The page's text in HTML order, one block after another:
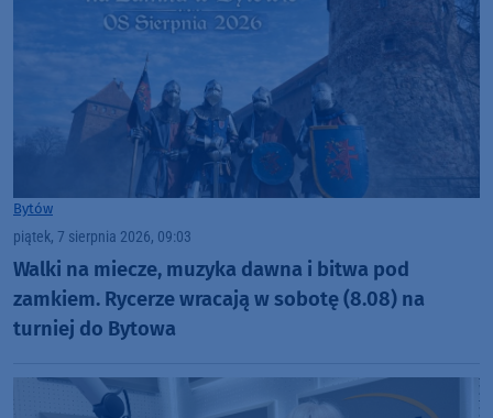
Bytów
piątek, 7 sierpnia 2026, 09:03
Walki na miecze, muzyka dawna i bitwa pod
zamkiem. Rycerze wracają w sobotę (8.08) na
turniej do Bytowa